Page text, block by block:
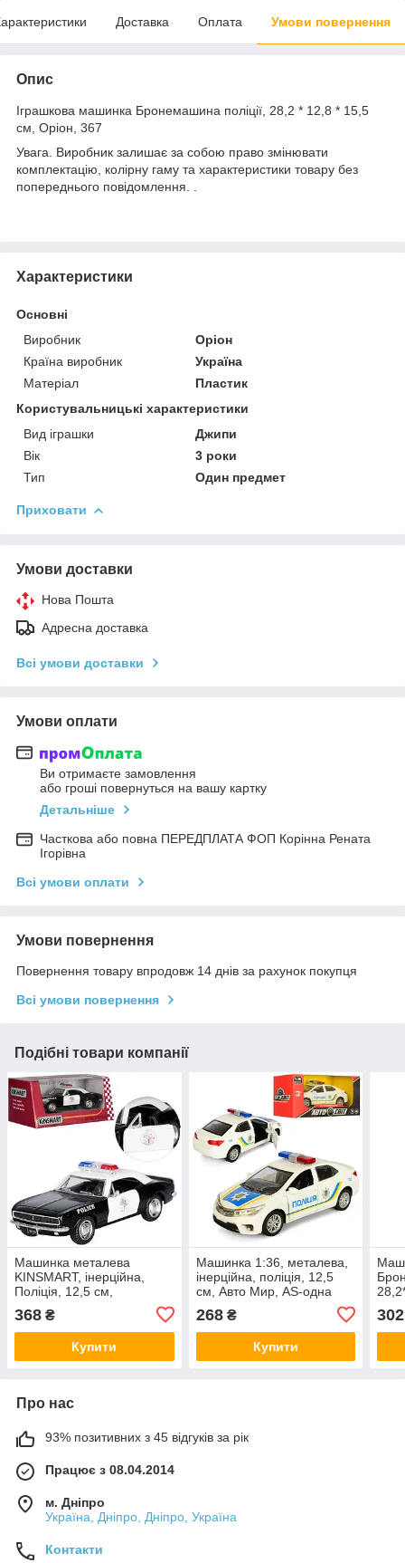
Доставка Оплата Умови повернення
Опис
Іграшкова машинка Бронемашина поліції, 28,2 * 12,8 * 15,5
см, Оріон, 367
Увага. Виробник залишає за собою право змінювати
комплектацію, колірну гаму та характеристики товару без
попереднього повідомлення. .
Характеристики
Основні
Виробник
Оріон
Країна виробник
Україна
Матеріал
Пластик
Користувальницькі характеристики
Вид іграшки
Джипи
Вік
3 роки
Тип
Один предмет
Приховати
Умови доставки
Нова Пошта
Адресна доставка
Всі умови доставки
Умови оплати
Ви отримаєте замовлення
або гроші повернуться на вашу картку
Детальніше
Часткова або повна ПЕРЕДПЛАТА ФОП Корінна Рената
Ігорівна
Всі умови оплати
Умови повернення
Повернення товару впродовж 14 днів за рахунок покупця
Всі умови повернення
Подібні товари компанії
Машинка металева
KINSMART, інерційна,
Поліція, 12,5 см,
368 ₴
Купити
Машинка 1:36, металева,
інерційна, поліція, 12,5
см, Авто Мир, AS-одна
тисяча вісімсот тридцять
два
268₴
Купити
302
Про нас
93% позитивних з 45 відгуків за рік
Працює з 08.04.2014
м. Дніпро
Україна, Дніпро, Дніпро, Україна
Контакти